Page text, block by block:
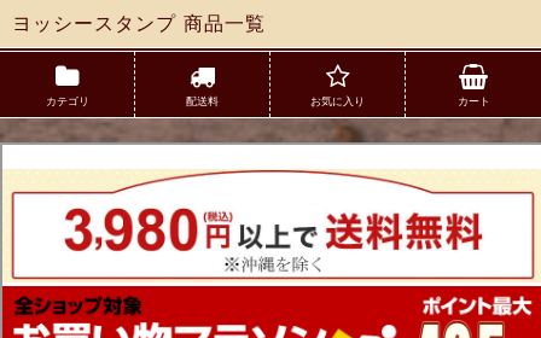
ヨッシースタンプ 商品一覧
カテゴリ 配送料 お気に入り カート